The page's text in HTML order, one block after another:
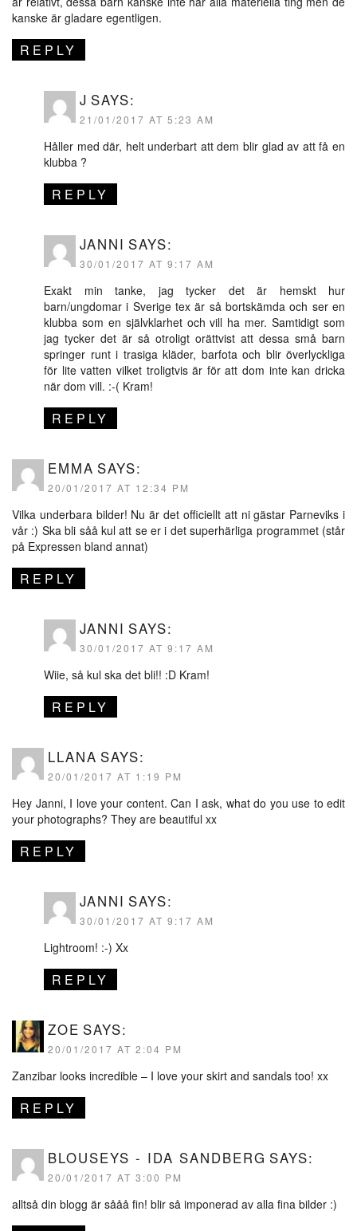
kanske är gladare egentligen.
REPLY
J SAYS:
21/01/2017 AT 5:23 AM
Håller med där, helt underbart att dem blir glad av att få en
klubba ?
REPLY
JANNI SAYS:
30/01/2017 AT 9:17 AM
Exakt min tanke, jag tycker det är hemskt hur
barn/ungdomar i Sverige tex är så bortskämda och ser en
klubba som en självklarhet och vill ha mer. Samtidigt som
jag tycker det är så otroligt orättvist att dessa små barn
springer runt i trasiga kläder, barfota och blir överlyckliga
för lite vatten vilket troligtvis är för att dom inte kan dricka
när dom vill. :-( Kram!
REPLY
EMMA SAYS:
20/01/2017 AT 12:34 PM
Vilka underbara bilder! Nu är det officiellt att ni gästar Parneviks i
vår :) Ska bli såå kul att se er i det superhärliga programmet (står
på Expressen bland annat)
REPLY
JANNI SAYS:
30/01/2017 AT 9:17 AM
Wiie, så kul ska det bli!! :D Kram!
REPLY
LLANA SAYS:
20/01/2017 AT 1:19 PM
Hey Janni, I love your content. Can I ask, what do you use to edit
your photographs? They are beautiful xx
REPLY
JANNI SAYS:
30/01/2017 AT 9:17 AM
Lightroom! :-) Xx
REPLY
ZOE SAYS:
20/01/2017 AT 2:04 PM
Zanzibar looks incredible – I love your skirt and sandals too! xx
REPLY
BLOUSEYS - IDA SANDBERG SAYS:
20/01/2017 AT 3:00 PM
alltså din blogg är sååå fin! blir så imponerad av alla fina bilder :)